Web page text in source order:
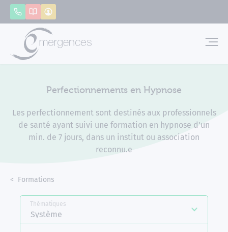
AppelerCatalogue
Perfectionnements en Hypnose
Les perfectionnement sont destinés aux professionnels
de santé ayant suivi une formation en hypnose d'un
min. de 7 jours, dans un institut ou association
reconnu.e
Accueil
Formations
Thématiques
Système
Panneau de gestion des cookies